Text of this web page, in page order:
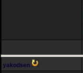
yakodsen